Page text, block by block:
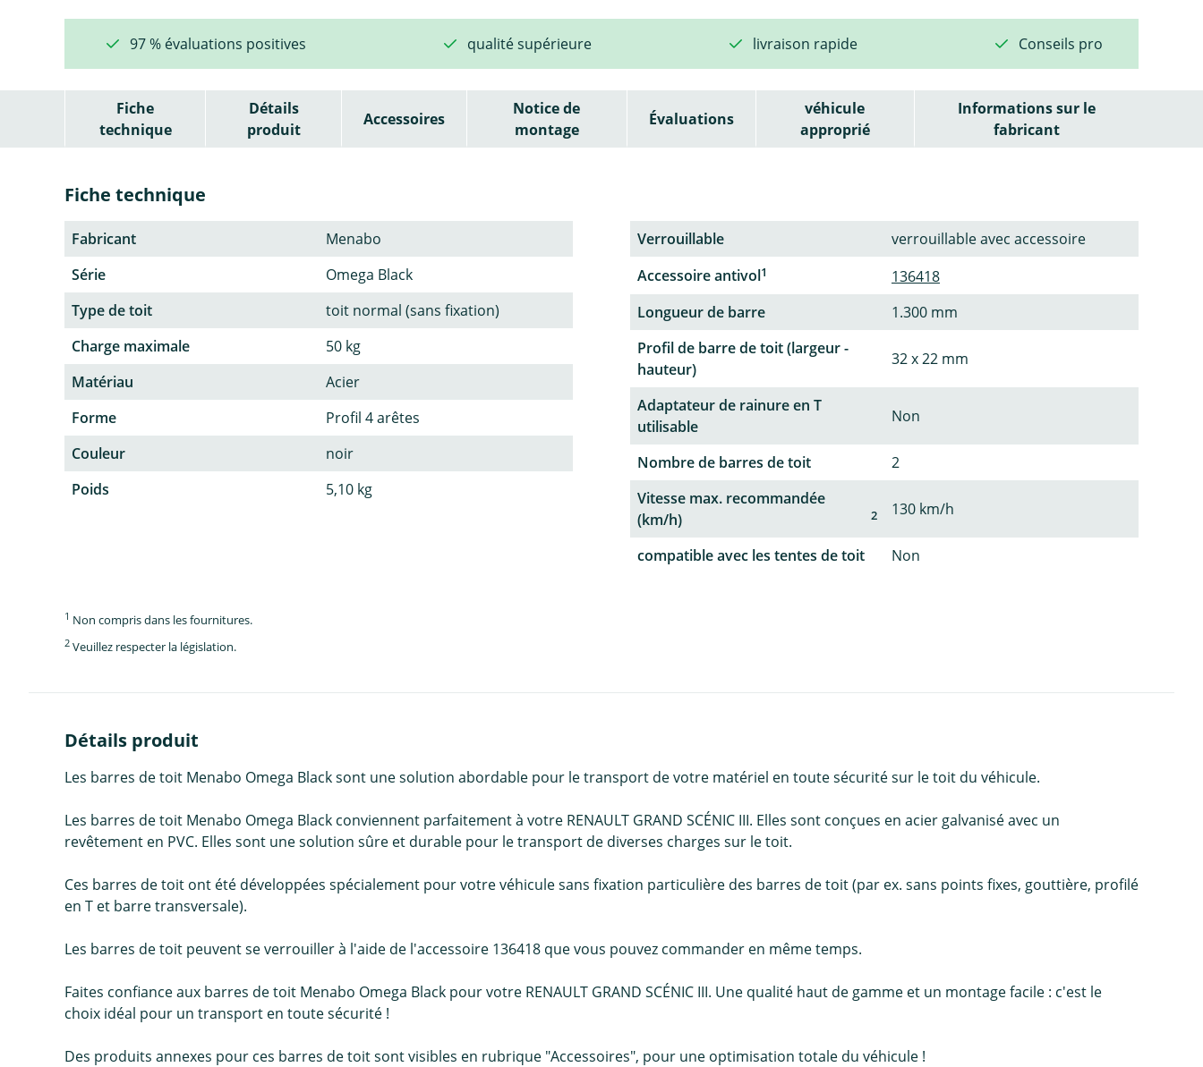
97 % évaluations positives qualité supérieure livraison rapide Conseils pro
Fiche
technique
Détails
produit
Accessoires
Notice de
montage
Évaluations
véhicule
approprié
Informations sur le
fabricant
Fiche technique
Fabricant
Menabo
Série
Omega Black
Type de toit
toit normal (sans fixation)
Charge maximale
50 kg
Matériau
Acier
Forme
Profil 4 arêtes
Couleur
noir
Poids
5,10 kg
Verrouillable
verrouillable avec accessoire
Accessoire antivol1
136418
Longueur de barre
1.300 mm
Profil de barre de toit (largeur -
hauteur)
32 x 22 mm
Adaptateur de rainure en T
utilisable
Non
Nombre de barres de toit
2
Vitesse max. recommandée
(km/h)
2 130 km/h
compatible avec les tentes de toit Non
1 Non compris dans les fournitures.
2 Veuillez respecter la législation.
Détails produit
Les barres de toit Menabo Omega Black sont une solution abordable pour le transport de votre matériel en toute sécurité sur le toit du véhicule.
Les barres de toit Menabo Omega Black conviennent parfaitement à votre RENAULT GRAND SCÉNIC III. Elles sont conçues en acier galvanisé avec un
revêtement en PVC. Elles sont une solution sûre et durable pour le transport de diverses charges sur le toit.
Ces barres de toit ont été développées spécialement pour votre véhicule sans fixation particulière des barres de toit (par ex. sans points fixes, gouttière, profilé
en T et barre transversale).
Les barres de toit peuvent se verrouiller à l'aide de l'accessoire 136418 que vous pouvez commander en même temps.
Faites confiance aux barres de toit Menabo Omega Black pour votre RENAULT GRAND SCÉNIC III. Une qualité haut de gamme et un montage facile : c'est le
choix idéal pour un transport en toute sécurité !
Des produits annexes pour ces barres de toit sont visibles en rubrique "Accessoires", pour une optimisation totale du véhicule !